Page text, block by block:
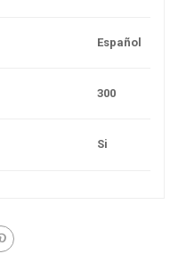
Español
300
Si